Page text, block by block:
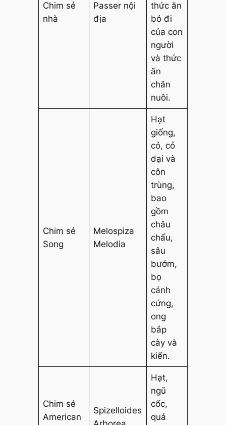
Chim sẻ
nhà
Passer nội
địa
thức ăn
bỏ đi
của con
người
và thức
ăn
chăn
nuôi.
Chim sẻ
Song
Melospiza
Melodia
Hạt
giống,
cỏ, cỏ
dại và
côn
trùng,
bao
gồm
châu
chấu,
sâu
bướm,
bọ
cánh
cứng,
ong
bắp
cày và
kiến.
Chim sẻ
American
Spizelloides
Hạt,
ngũ
cốc,
quả